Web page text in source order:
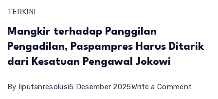
TERKINI
Mangkir terhadap Panggilan
Pengadilan, Paspampres Harus Ditarik
dari Kesatuan Pengawal Jokowi
By liputanresolusi5 Desember 2025Write a Comment